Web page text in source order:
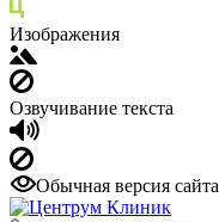
Изображения
Озвучивание текста
Обычная версия сайта